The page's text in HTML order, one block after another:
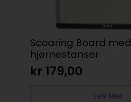
Scoaring Board med
hjørnestanser
kr 179,00
Les Mer